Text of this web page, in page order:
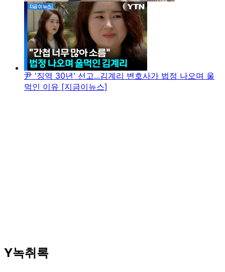
尹 '징역 30년' 선고...김계리 변호사가 법정 나오며 울
먹인 이유 [지금이뉴스]
Y녹취록